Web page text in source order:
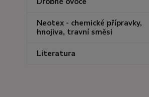
Neotex - chemické přípravky,
hnojiva, travní směsi
Literatura